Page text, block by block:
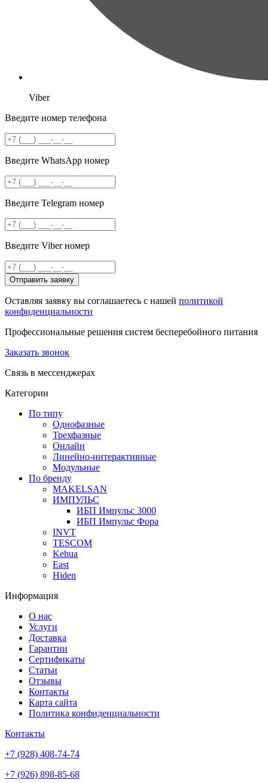
Viber
Введите номер телефона
Введите WhatsApp номер
Введите Telegram номер
Введите Viber номер
Отправить заявку
Оставляя заявку вы соглашаетесь с нашей политикой
конфиденциальности
Профессиональные решения систем бесперебойного питания
Заказать звонок
Связь в мессенджерах
Категории
По типу
Однофазные
Трехфазные
Онлайн
Линейно-интерактивные
Модульные
По бренду
MAKELSAN
ИМПУЛЬС
ИБП Импульс 3000
ИБП Импульс Фора
INVT
TESCOM
Kehua
East
Hiden
Информация
О нас
Услуги
Доставка
Гарантии
Сертификаты
Статьи
Отзывы
Контакты
Карта сайта
Политика конфиденциальности
Контакты
+7 (928) 408-74-74
+7 (926) 898-85-68